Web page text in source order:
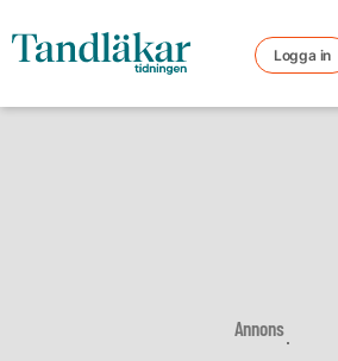
Logga in
Annons